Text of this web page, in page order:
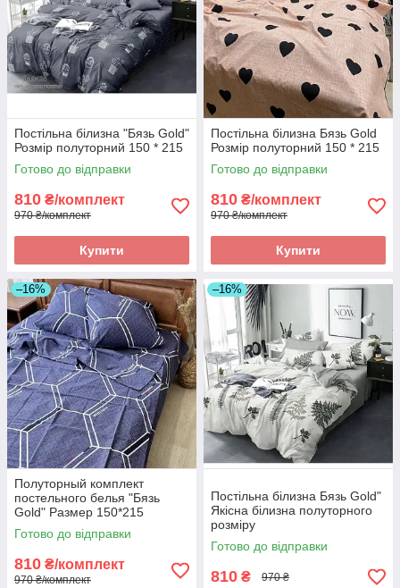
Постільна білизна "Бязь Gold"
Розмір полуторний 150 * 215
Готово до відправки
810 ₴/комплект
970 ₴/комплект
Купити
Постільна білизна Бязь Gold
Розмір полуторний 150 * 215
Готово до відправки
810 ₴/комплект
970 ₴/комплект
Купити
–16%
Полуторный комплект
постельного белья "Бязь
Gold" Размер 150*215
Готово до відправки
810 ₴/комплект
970 ₴/комплект
–16%
Постільна білизна Бязь Gold"
Якісна білизна полуторного
розміру
Готово до відправки
810 ₴ 970 ₴